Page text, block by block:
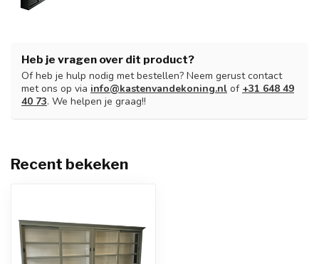
Heb je vragen over dit product?
Of heb je hulp nodig met bestellen? Neem gerust contact
met ons op via info@kastenvandekoning.nl of +31 648 49
40 73. We helpen je graag!!
Recent bekeken